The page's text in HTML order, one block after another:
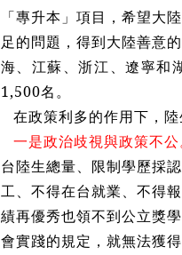
「專升本」項目，希望大
足的問題，得到大陸善意
海、江蘇、浙江、遼寧和
1,500名。
在政策利多的作用下，
一是政治歧視與政策不公
台陸生總量、限制學歷採
工、不得在台就業、不得
績再優秀也領不到公立獎
會實踐的規定，就無法獲